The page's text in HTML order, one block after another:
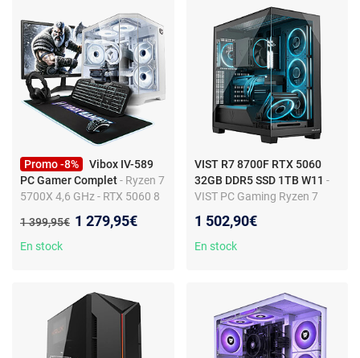
Promo -8%
Vibox IV-589
PC Gamer Complet- Ryzen 7
5700X 4,6 GHz - RTX 5060 8
Windows 11 - WiFi 6 +
Bluetooth 5.4
Ancien prix :
1 399,95€ Nouveau prix :
1 279,95€
En stock
VIST R7 8700F RTX 5060
32GB DDR5 SSD 1TB W11 -
VIST PC Gaming Ryzen 7
5060 - SSD 1To nVme - WIFI -
Windows 11 Pro
1 502,90€
En stock